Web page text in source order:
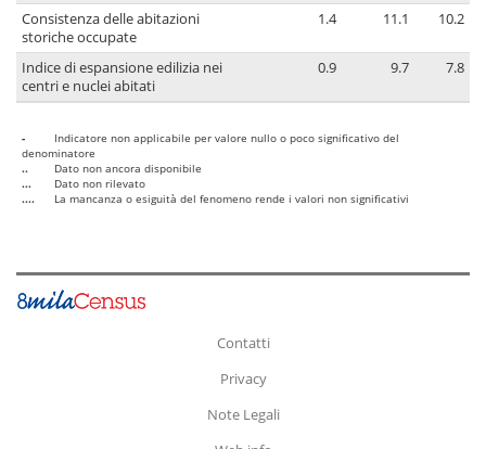
Consistenza delle abitazioni
storiche occupate
1.4 11.1 10.2
Indice di espansione edilizia nei
centri e nuclei abitati
0.9 9.7 7.8
-
Indicatore non applicabile per valore nullo o poco significativo del
denominatore
..
Dato non ancora disponibile
...
Dato non rilevato
....
La mancanza o esiguità del fenomeno rende i valori non significativi
Contatti
Privacy
Note Legali